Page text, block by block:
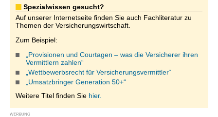
Spezialwissen gesucht?
Auf unserer Internetseite finden Sie auch Fachliteratur zu
Themen der Versicherungswirtschaft.
Zum Beispiel:
„Provisionen und Courtagen – was die Versicherer ihren
Vermittlern zahlen“
„Wettbewerbsrecht für Versicherungsvermittler“
„Umsatzbringer Generation 50+“
Weitere Titel finden Sie hier.
WERBUNG